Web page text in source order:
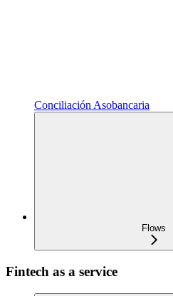
Conciliación Asobancaria
Flows
Fintech as a service